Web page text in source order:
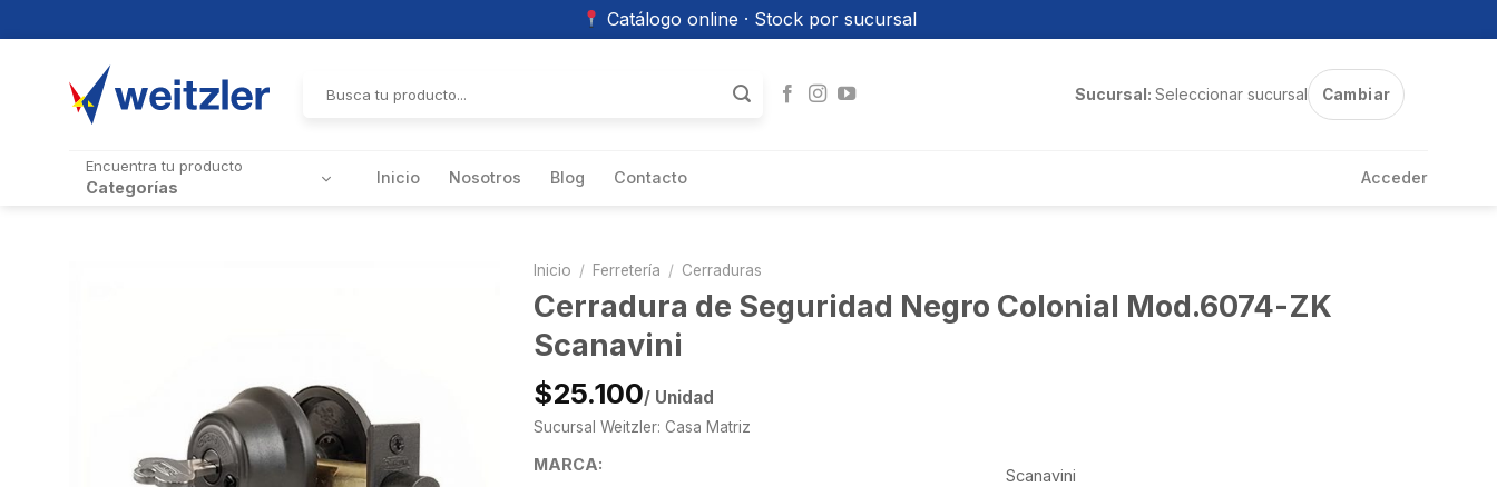
Catálogo online · Stock por sucursal
por:
Sucursal: Seleccionar sucursal Cambiar
Encuentra tu producto
Categorías Inicio Nosotros Blog Contacto Acceder
Inicio / Ferretería / Cerraduras
Cerradura de Seguridad Negro Colonial Mod.6074-ZK
Scanavini
$25.100/ Unidad
Sucursal Weitzler: Casa Matriz
MARCA:
Scanavini